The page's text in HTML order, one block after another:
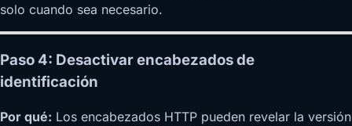
solo cuando sea necesario.
Paso 4: Desactivar encabezados de
identificación
Por qué: Los encabezados HTTP pueden revelar la versión